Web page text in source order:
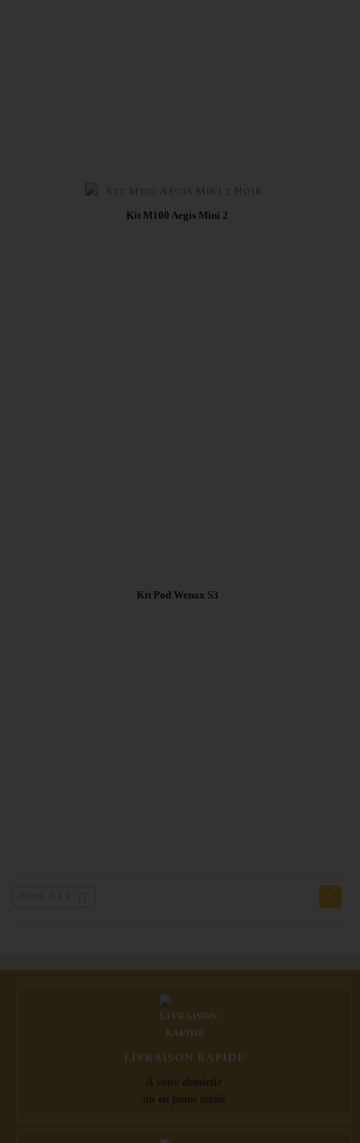
Kit M100 Aegis Mini 2
Kit Pod Wenax S3
1
LIVRAISON RAPIDE
À votre domicile
ou en point relais